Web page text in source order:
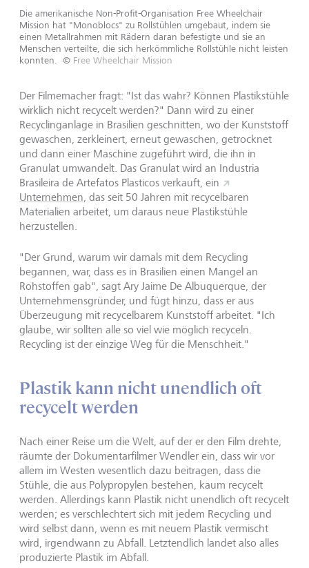
Die amerikanische Non-Profit-Organisation Free Wheelchair
Mission hat "Monoblocs" zu Rollstühlen umgebaut, indem sie
einen Metallrahmen mit Rädern daran befestigte und sie an
Menschen verteilte, die sich herkömmliche Rollstühle nicht leisten
konnten.
© Free Wheelchair Mission
Der Filmemacher fragt: "Ist das wahr? Können Plastikstühle
wirklich nicht recycelt werden?" Dann wird zu einer
Recyclinganlage in Brasilien geschnitten, wo der Kunststoff
gewaschen, zerkleinert, erneut gewaschen, getrocknet
und dann einer Maschine zugeführt wird, die ihn in
Granulat umwandelt. Das Granulat wird an Industria
Brasileira de Artefatos Plasticos verkauft, ein
Unternehmen, das seit 50 Jahren mit recycelbaren
Materialien arbeitet, um daraus neue Plastikstühle
herzustellen.
"Der Grund, warum wir damals mit dem Recycling
begannen, war, dass es in Brasilien einen Mangel an
Rohstoffen gab", sagt Ary Jaime De Albuquerque, der
Unternehmensgründer, und fügt hinzu, dass er aus
Überzeugung mit recycelbarem Kunststoff arbeitet. "Ich
glaube, wir sollten alle so viel wie möglich recyceln.
Recycling ist der einzige Weg für die Menschheit."
Plastik kann nicht unendlich oft
recycelt werden
Nach einer Reise um die Welt, auf der er den Film drehte,
räumte der Dokumentarfilmer Wendler ein, dass wir vor
allem im Westen wesentlich dazu beitragen, dass die
Stühle, die aus Polypropylen bestehen, kaum recycelt
werden. Allerdings kann Plastik nicht unendlich oft recycelt
werden; es verschlechtert sich mit jedem Recycling und
wird selbst dann, wenn es mit neuem Plastik vermischt
wird, irgendwann zu Abfall. Letztendlich landet also alles
produzierte Plastik im Abfall.